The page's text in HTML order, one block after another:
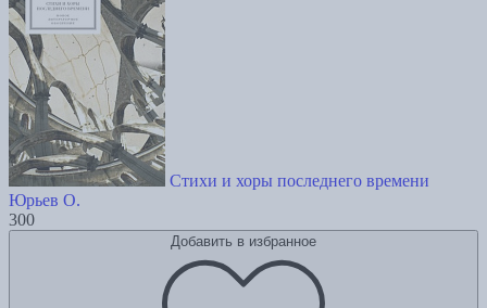
Стихи и хоры последнего времени
Юрьев О.
300
Добавить в избранное